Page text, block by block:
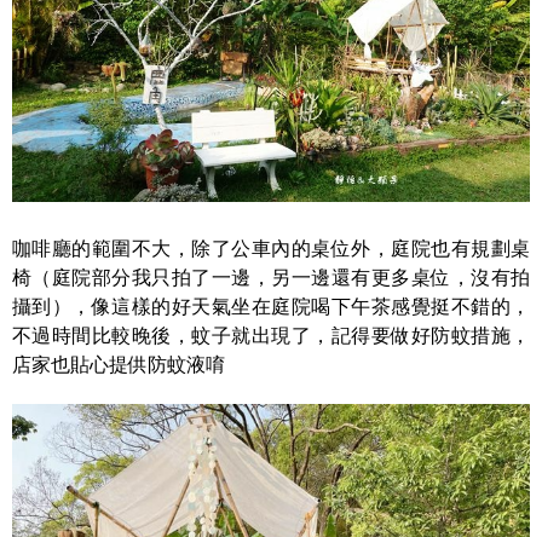
咖啡廳的範圍不大，除了公車內的桌位外，庭院也有規劃桌
椅（庭院部分我只拍了一邊，另一邊還有更多桌位，沒有拍
攝到），像這樣的好天氣坐在庭院喝下午茶感覺挺不錯的，
不過時間比較晚後，蚊子就出現了，記得要做好防蚊措施，
店家也貼心提供防蚊液唷